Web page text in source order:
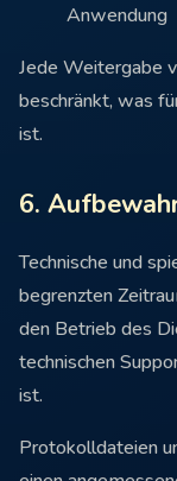
Anwendung
Jede Weitergabe
beschränkt, was
ist.
6.
Technische und
begrenzten
den Betrieb des
technischen
ist.
Protokolldateien